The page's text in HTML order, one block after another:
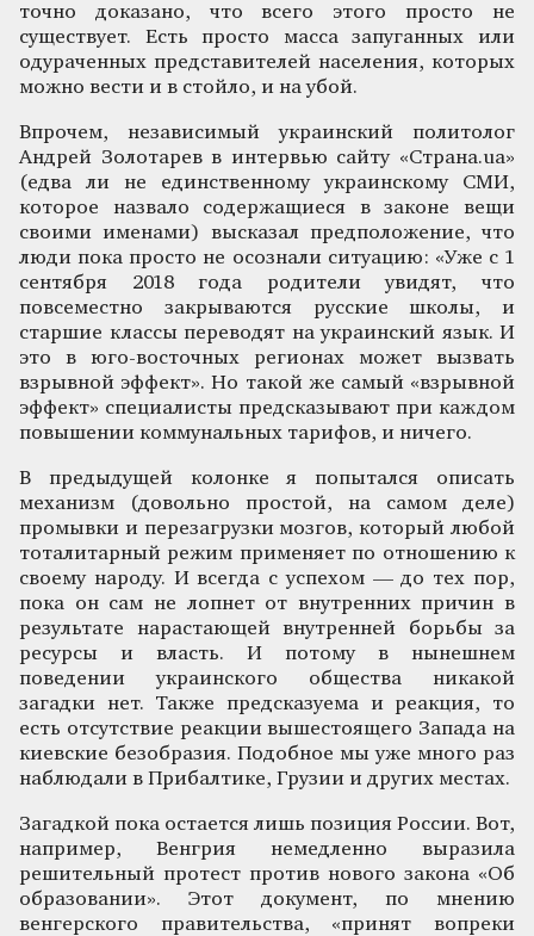
точно доказано, что всего этого просто не
существует. Есть просто масса запуганных или
одураченных представителей населения, которых
можно вести и в стойло, и на убой.
Впрочем, независимый украинский политолог
Андрей Золотарев в интервью сайту «Страна.ua»
(едва ли не единственному украинскому СМИ,
которое назвало содержащиеся в законе вещи
своими именами) высказал предположение, что
люди пока просто не осознали ситуацию: «Уже с 1
сентября 2018 года родители увидят, что
повсеместно закрываются русские школы, и
старшие классы переводят на украинский язык. И
это в юго-восточных регионах может вызвать
взрывной эффект». Но такой же самый «взрывной
эффект» специалисты предсказывают при каждом
повышении коммунальных тарифов, и ничего.
В предыдущей колонке я попытался описать
механизм (довольно простой, на самом деле)
промывки и перезагрузки мозгов, который любой
тоталитарный режим применяет по отношению к
своему народу. И всегда с успехом — до тех пор,
пока он сам не лопнет от внутренних причин в
результате нарастающей внутренней борьбы за
ресурсы и власть. И потому в нынешнем
поведении украинского общества никакой
загадки нет. Также предсказуема и реакция, то
есть отсутствие реакции вышестоящего Запада на
киевские безобразия. Подобное мы уже много раз
наблюдали в Прибалтике, Грузии и других местах.
Загадкой пока остается лишь позиция России. Вот,
например, Венгрия немедленно выразила
решительный протест против нового закона «Об
образовании». Этот документ, по мнению
венгерского правительства, «принят вопреки